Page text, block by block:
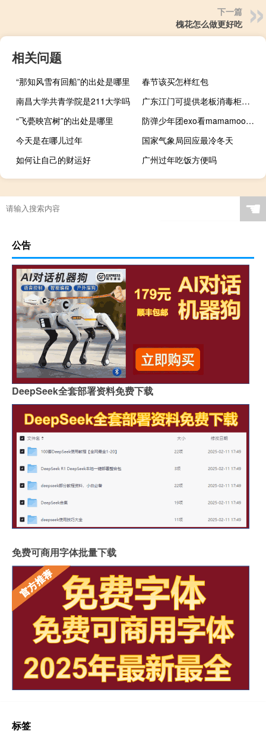
下一篇
槐花怎么做更好吃
相关问题
“那知风雪有回船”的出处是哪里
春节该买怎样红包
南昌大学共青学院是211大学吗
广东江门可提供老板消毒柜维修服务地址在哪
“飞甍映宫树”的出处是哪里
防弹少年团exo看mamamoo（防弹少年团EXO）
今天是在哪儿过年
国家气象局回应最冷冬天
如何让自己的财运好
广州过年吃饭方便吗
☚
公告
DeepSeek全套部署资料免费下载
免费可商用字体批量下载
标签